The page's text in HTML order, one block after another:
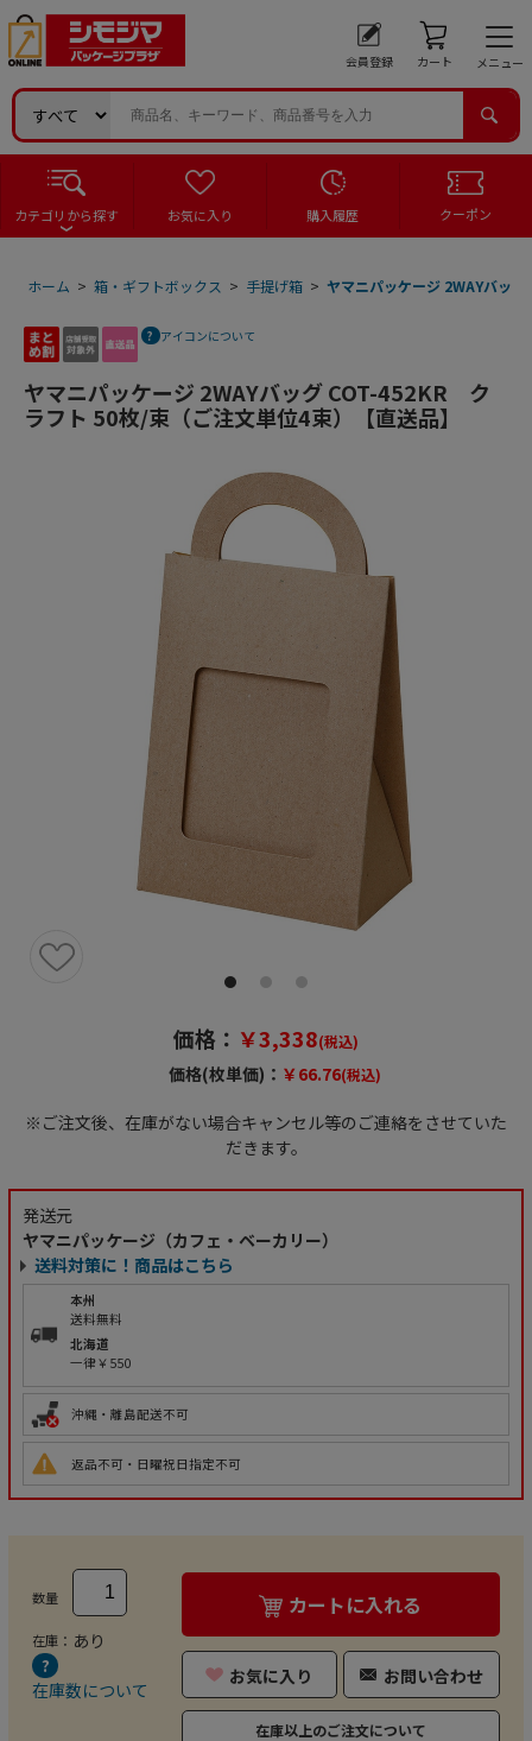
会員登録 カート メニュー
カテゴリから探す お気に入り 購入履歴 クーポン
ホーム > 箱・ギフトボックス > 手提げ箱 > ヤマニパッケージ 2WAYバッ
アイコンについて
ヤマニパッケージ 2WAYバッグ COT-452KR ク
ラフト 50枚/束（ご注文単位4束）【直送品】
価格： ￥3,338(税込)
価格(枚単価)： ￥66.76(税込)
※ご注文後、在庫がない場合キャンセル等のご連絡をさせていた
だきます。
発送元
ヤマニパッケージ（カフェ・ベーカリー）
送料対策に！商品はこちら
本州
送料無料
北海道
一律￥550
沖縄・離島配送不可
返品不可・日曜祝日指定不可
数量
在庫： あり
在庫数について
カートに入れる
お気に入り お問い合わせ
在庫以上のご注文について